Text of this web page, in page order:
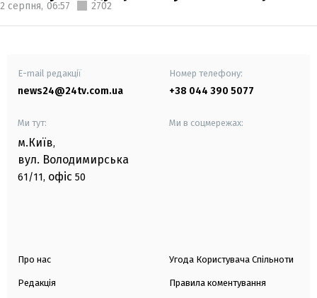
2 серпня, 06:57 2702
E-mail редакції
news24@24tv.com.ua
Номер телефону:
+38 044 390 5077
Ми тут:
м.Київ,
вул. Володимирська
61/11, офіс 50
Ми в соцмережах:
Про нас
Редакція
Угода Користувача Спільноти
Правила коментування